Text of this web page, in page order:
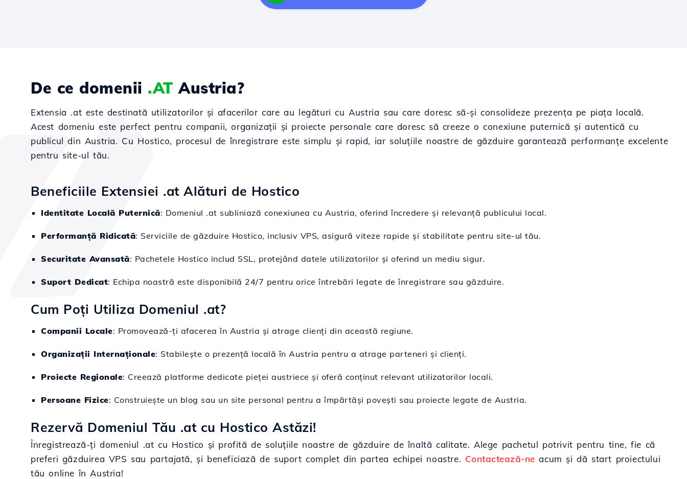
De ce domenii .AT Austria?
Extensia .at este destinată utilizatorilor și afacerilor care au legături cu Austria sau care doresc să-și consolideze prezența pe piața locală.
Acest domeniu este perfect pentru companii, organizații și proiecte personale care doresc să creeze o conexiune puternică și autentică cu
publicul din Austria. Cu Hostico, procesul de înregistrare este simplu și rapid, iar soluțiile noastre de găzduire garantează performanțe excelente
pentru site-ul tău.
Beneficiile Extensiei .at Alături de Hostico
Identitate Locală Puternică: Domeniul .at subliniază conexiunea cu Austria, oferind încredere și relevanță publicului local.
Performanță Ridicată: Serviciile de găzduire Hostico, inclusiv VPS, asigură viteze rapide și stabilitate pentru site-ul tău.
Securitate Avansată: Pachetele Hostico includ SSL, protejând datele utilizatorilor și oferind un mediu sigur.
Suport Dedicat: Echipa noastră este disponibilă 24/7 pentru orice întrebări legate de înregistrare sau găzduire.
Cum Poți Utiliza Domeniul .at?
Companii Locale: Promovează-ți afacerea în Austria și atrage clienți din această regiune.
Organizații Internaționale: Stabilește o prezență locală în Austria pentru a atrage parteneri și clienți.
Proiecte Regionale: Creează platforme dedicate pieței austriece și oferă conținut relevant utilizatorilor locali.
Persoane Fizice: Construiește un blog sau un site personal pentru a împărtăși povești sau proiecte legate de Austria.
Rezervă Domeniul Tău .at cu Hostico Astăzi!
Înregistrează-ți domeniul .at cu Hostico și profită de soluțiile noastre de găzduire de înaltă calitate. Alege pachetul potrivit pentru tine, fie că
preferi găzduirea VPS sau partajată, și beneficiază de suport complet din partea echipei noastre. Contactează-ne acum și dă start proiectului
tău online în Austria!